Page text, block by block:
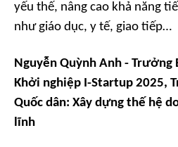
yếu thế, nâng cao khả năng
như giáo dục, y tế, giao tiếp…
Nguyễn Quỳnh Anh - Trưởng
Khởi nghiệp I-Startup 2025,
Quốc dân: Xây dựng thế hệ
lĩnh